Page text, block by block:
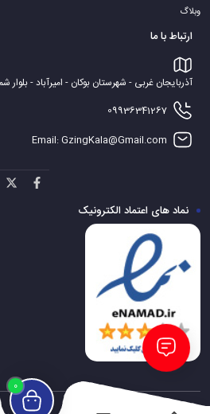
0
وبلاگ
ارتباط با ما
آذربایجان غربی - شهرستان بوکان - امیرآباد - بلوار
09936341267
Email: GzingKala@Gmail.com
نماد های اعتماد الکترونیک